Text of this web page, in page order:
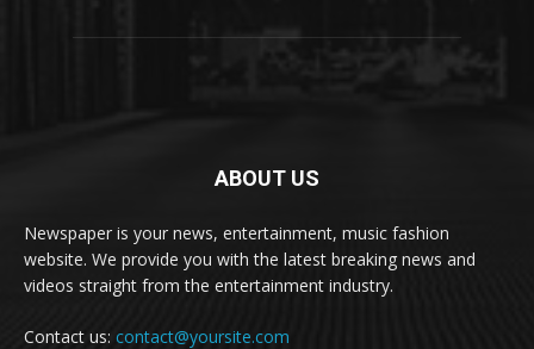
ABOUT US
Newspaper is your news, entertainment, music fashion
website. We provide you with the latest breaking news and
videos straight from the entertainment industry.
Contact us: contact@yoursite.com